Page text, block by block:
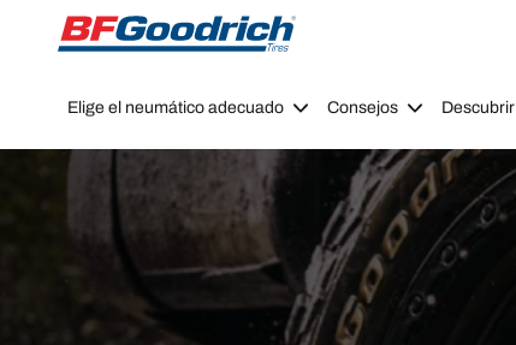
Go to page content
Go to page navigation
Elige el neumático adecuado Consejos Descubrir